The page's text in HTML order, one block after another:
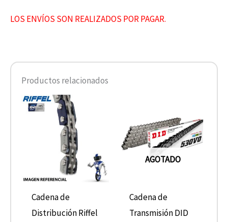
LOS ENVÍOS SON REALIZADOS POR PAGAR.
Productos relacionados
Cadena de
Distribución Riffel
AGOTADO
Cadena de
Transmisión DID